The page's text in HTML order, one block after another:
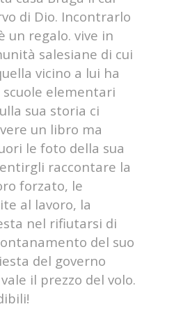
di Dio. Incontrarlo
un regalo. vive in
salesiane di cui
vicino a lui ha
elementari
sua storia ci
un libro ma
le foto della sua
raccontare la
forzato, le
al lavoro, la
nel rifiutarsi di
del suo
del governo
il prezzo del volo.